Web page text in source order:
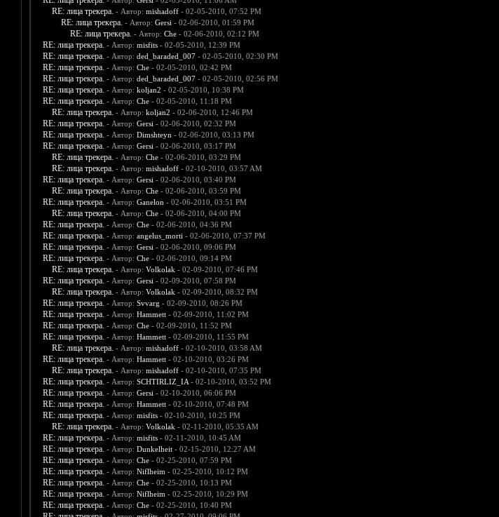
RE: лица трекера. - Автор: mishadoff- 02-05-2010, 07:52 PM
RE: лица трекера. - Автор: Gersi - 02-06-2010, 01:59 PM
RE: лица трекера. - Автор: Che- 02-06-2010, 02:12 PM
RE: лица трекера. - Автор: misfits- 02-05-2010, 12:39 PM
RE: лица трекера. - Автор: ded_baraded_007- 02-05-2010, 02:30 PM
RE: лица трекера. - Автор: Che- 02-05-2010, 02:42 PM
RE: лица трекера. - Автор: ded_baraded_007- 02-05-2010, 02:56 PM
RE: лица трекера. - Автор: koljan2 - 02-05-2010, 10:38 PM
RE: лица трекера. - Автор: Che- 02-05-2010, 11:18 PM
RE: лица трекера. - Автор: koljan2 - 02-06-2010, 12:46 PM
RE: лица трекера. - Автор: Gersi - 02-06-2010, 02:32 PM
RE: лица трекера. - Автор: Dimshteyn - 02-06-2010, 03:13 PM
RE: лица трекера. - Автор: Gersi - 02-06-2010, 03:17 PM
RE: лица трекера. - Автор: Che- 02-06-2010, 03:29 PM
RE: лица трекера. - Автор: mishadoff- 02-10-2010, 03:57 AM
RE: лица трекера. - Автор: Gersi - 02-06-2010, 03:40 PM
RE: лица трекера. - Автор: Che- 02-06-2010, 03:59 PM
RE: лица трекера. - Автор: Ganelon - 02-06-2010, 03:51 PM
RE: лица трекера. - Автор: Che- 02-06-2010, 04:00 PM
RE: лица трекера. - Автор: Che- 02-06-2010, 04:36 PM
RE: лица трекера. - Автор: angelus_morti - 02-06-2010, 07:37 PM
RE: лица трекера. - Автор: Gersi - 02-06-2010, 09:06 PM
RE: лица трекера. - Автор: Che- 02-06-2010, 09:14 PM
RE: лица трекера. - Автор: Volkolak - 02-09-2010, 07:46 PM
RE: лица трекера. - Автор: Gersi - 02-09-2010, 07:58 PM
RE: лица трекера. - Автор: Volkolak - 02-09-2010, 08:32 PM
RE: лица трекера. - Автор: Svvarg - 02-09-2010, 08:26 PM
RE: лица трекера. - Автор: Hammett- 02-09-2010, 11:02 PM
RE: лица трекера. - Автор: Che- 02-09-2010, 11:52 PM
RE: лица трекера. - Автор: Hammett- 02-09-2010, 11:55 PM
RE: лица трекера. - Автор: mishadoff- 02-10-2010, 03:58 AM
RE: лица трекера. - Автор: Hammett- 02-10-2010, 03:26 PM
RE: лица трекера. - Автор: mishadoff- 02-10-2010, 07:35 PM
RE: лица трекера. - Автор: SCHTIRLIZ_IA- 02-10-2010, 03:52 PM
RE: лица трекера. - Автор: Gersi - 02-10-2010, 06:06 PM
RE: лица трекера. - Автор: Hammett- 02-10-2010, 07:48 PM
RE: лица трекера. - Автор: misfits- 02-10-2010, 10:25 PM
RE: лица трекера. - Автор: Volkolak - 02-11-2010, 05:35 AM
RE: лица трекера. - Автор: misfits- 02-11-2010, 10:45 AM
RE: лица трекера. - Автор: Dunkelheit- 02-15-2010, 12:27 AM
RE: лица трекера. - Автор: Che- 02-25-2010, 07:59 PM
RE: лица трекера. - Автор: Niflheim - 02-25-2010, 10:12 PM
RE: лица трекера. - Автор: Che- 02-25-2010, 10:13 PM
RE: лица трекера. - Автор: Niflheim - 02-25-2010, 10:29 PM
RE: лица трекера. - Автор: Che- 02-25-2010, 10:40 PM